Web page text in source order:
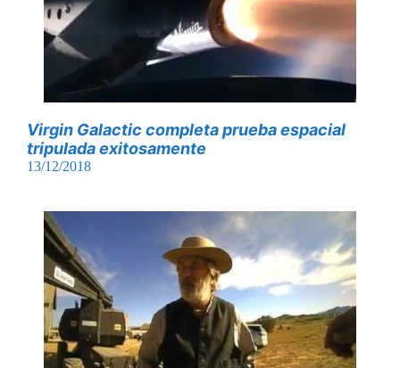
Virgin Galactic completa prueba espacial
tripulada exitosamente
13/12/2018